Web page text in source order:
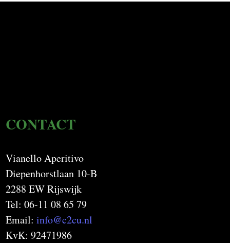
CONTACT
Vianello Aperitivo
Diepenhorstlaan 10-B
2288 EW Rijswijk
Tel: 06-11 08 65 79
Email:info@c2cu.nl
KvK: 92471986